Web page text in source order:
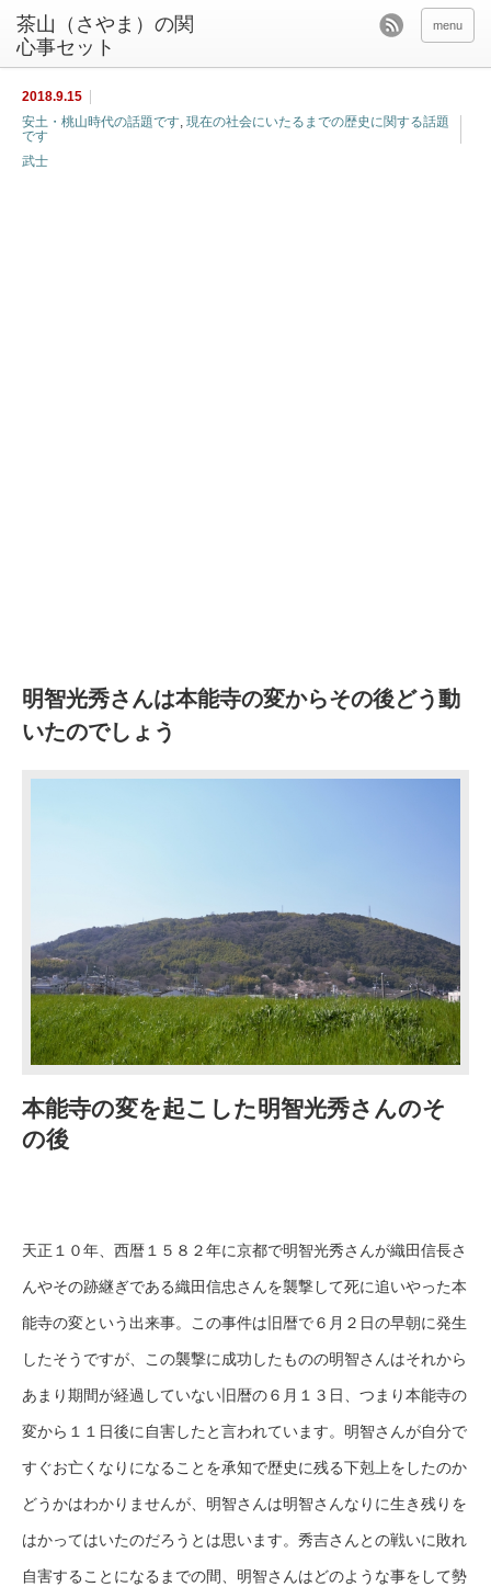
茶山（さやま）の関
心事セット
menu
2018.9.15
安土・桃山時代の話題です, 現在の社会にいたるまでの歴史に関する話題
です
武士
明智光秀さんは本能寺の変からその後どう動
いたのでしょう
本能寺の変を起こした明智光秀さんのそ
の後
天正１０年、西暦１５８２年に京都で明智光秀さんが織田信長さ
んやその跡継ぎである織田信忠さんを襲撃して死に追いやった本
能寺の変という出来事。この事件は旧暦で６月２日の早朝に発生
したそうですが、この襲撃に成功したものの明智さんはそれから
あまり期間が経過していない旧暦の６月１３日、つまり本能寺の
変から１１日後に自害したと言われています。明智さんが自分で
すぐお亡くなりになることを承知で歴史に残る下剋上をしたのか
どうかはわかりませんが、明智さんは明智さんなりに生き残りを
はかってはいたのだろうとは思います。秀吉さんとの戦いに敗れ
自害することになるまでの間、明智さんはどのような事をして勢